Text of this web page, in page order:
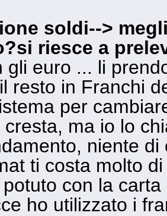
soldi-->
riesce a
gli euro ... li
resto in Franchi
per
cresta, ma io lo
niente
ti costa molto
con la
ho utilizzato i